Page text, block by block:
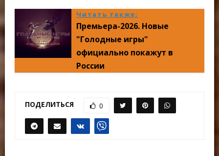
Читать также:
Премьера-2026. Новые
"Голодные игры"
официально покажут в
России
ПОДЕЛИТЬСЯ 0